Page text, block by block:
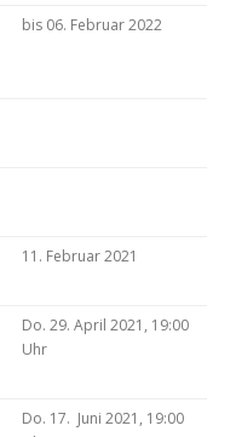
bis 06. Februar 2022
11. Februar 2021
Do. 29. April 2021, 19:00
Uhr
Do. 17. Juni 2021, 19:00